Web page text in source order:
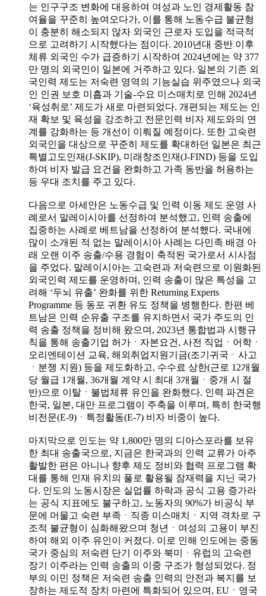
는 인구구조 변화에 대응하여 여성과 노인 경제활동 참
여율을 꾸준히 높여오다가, 이를 통해 노동수급 불균형
이 충분히 해소되지 않자 외국인 근로자 도입을 적극적
으로 고려하기 시작했다는 점이다. 2010년대 중반 이후
체류 외국인 수가 급증하기 시작하여 2024년에는 약 377
만 명의 외국인이 일본에 거주하고 있다. 일본의 기존 외
국인력 제도는 저숙련 영역의 기능실습 위주였으나 외국
인 인권 보호 미흡과 기술-수요 미스매치로 인해 2024년
‘육성취로’ 제도가 새로 마련되었다. 개편되는 제도는 인
재 확보 및 육성을 강조하고 전문인력 비자 제도와의 연
계를 강화하는 등 개선이 이뤄질 예정이다. 또한 고숙련
외국인을 대상으로 꾸준히 제도를 확대하던 일본은 최근
특별고도인재(J-SKIP), 미래창조인재(J-FIND) 등을 도입
하여 비자 발급 요건을 완화하고 가족 동반을 허용하는
등 우대 조치를 주고 있다.
다음으로 아세안은 노동수급 및 인력 이동 제도 운영 사
례로서 말레이시아를 선정하여 분석했고, 인력 송출에
집중하는 사례로 베트남을 선정하여 분석했다. 국내에
많이 소개된 적 없는 말레이시아 사례는 다민족 배경 아
래 오랜 이주 송출/수용 경험이 축적된 국가로서 시사점
을 주었다. 말레이시아는 고숙련과 저숙련으로 이원화된
외국인력 제도를 운영하며, 인력 송출이 많은 특성을 고
려해 ‘두뇌 유출’ 완화를 위한 Returning Experts
Programme 등 동포 귀환 유도 정책을 병행한다. 한편 베
트남은 인력 순유출 구조를 유지하면서 국가 주도의 인
력 송출 정책을 정비해 왔으며, 2023년 통합법과 시행규
칙을 통해 송출기업 허가ㆍ자본요건, 사전 직업ㆍ어학ㆍ
오리엔테이션 교육, 해외취업지원기금(조기귀국ㆍ사고
ㆍ분쟁 지원) 등을 제도화하고, 수수료 상한(근로 12개월
당 월급 1개월, 36개월 계약 시 최대 3개월ㆍ중개 시 절
반)으로 이탈ㆍ불법체류 유인을 완화했다. 인력 파견은
한국, 일본, 대만 프로그램이 주축을 이루며, 특히 한국행
비전문(E-9)ㆍ특정활동(E-7) 비자 비중이 높다.
마지막으로 인도는 약 1,800만 명의 디아스포라를 보유
한 최대 송출국으로, 지금은 한국과의 인력 교류가 아주
활발한 편은 아니나 향후 제도 정비와 협력 프로그램 확
대를 통해 인재 유치의 풀로 활용될 잠재력을 지닌 국가
다. 인도의 노동시장은 실업률 하락과 공식 고용 증가라
는 공식 지표에도 불구하고, 노동자의 90%가 비공식 부
문에 머물고 숙련 부족ㆍ직종 미스매치ㆍ지역 격차로 구
조적 불균형이 심화해왔으며 청년ㆍ여성의 고용이 부진
하여 해외 이주 유인이 커졌다. 이로 인해 인도에는 중동
국가 중심의 저숙련 단기 이주와 북미ㆍ유럽의 고숙련
장기 이주라는 인력 송출의 이중 구조가 형성되었다. 정
부의 이민 정책은 저숙련 송출 인력의 안전과 복지를 보
장하는 제도적 장치 마련에 특화되어 있으며, EUㆍ영국